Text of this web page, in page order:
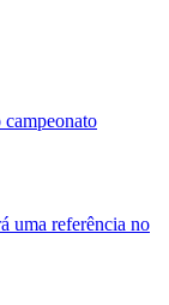
uma referência no